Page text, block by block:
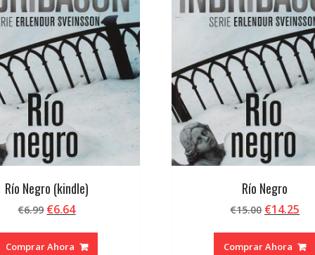
Río Negro (kindle)
€6.99 El
original
€6.64El
actual
Comprar Ahora
Río Negro
€15.00 El
original
€14.25
Comprar Ahora